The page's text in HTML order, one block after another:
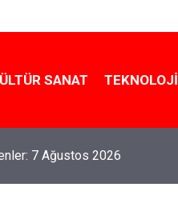
SANAT TEKNOLOJI
7 Ağustos 2026